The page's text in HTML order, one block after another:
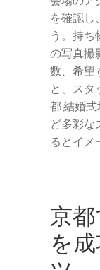
を確認し
う。持ち
の写真撮
数、希望
と、スタ
都 結婚
ど多彩な
るとイメ
京
を